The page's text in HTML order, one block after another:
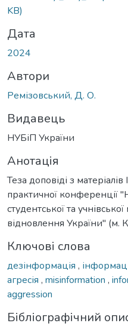
KB)
Дата
2024
Автори
Ремізовський, Д. О.
Видавець
НУБіП України
Анотація
Теза доповіді з
практичної конференції
студентської та
відновлення України" (м.
Ключові слова
дезінформація ,
агресія , misinformation ,
aggression
Бібліографічний